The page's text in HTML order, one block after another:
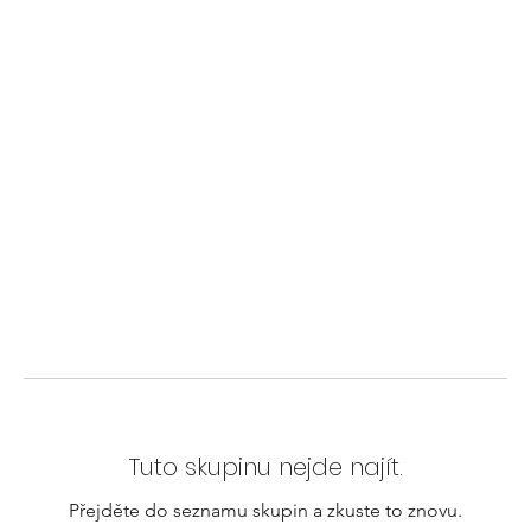
Tuto skupinu nejde najít.
Přejděte do seznamu skupin a zkuste to znovu.